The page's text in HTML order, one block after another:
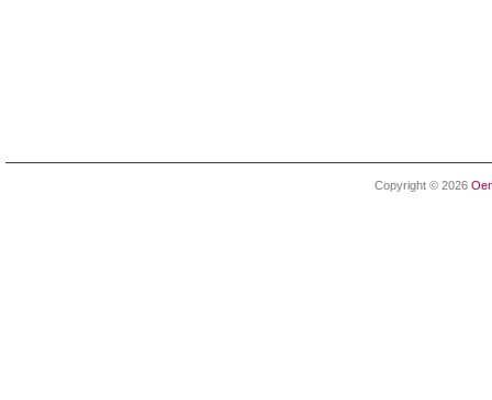
Copyright © 2026